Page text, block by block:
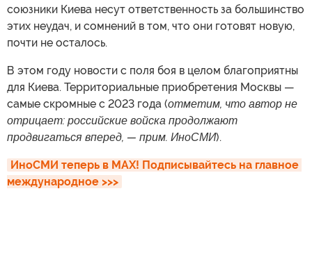
союзники Киева несут ответственность за большинство
этих неудач, и сомнений в том, что они готовят новую,
почти не осталось.
В этом году новости с поля боя в целом благоприятны
для Киева. Территориальные приобретения Москвы —
самые скромные с 2023 года (отметим, что автор не
отрицает: российские войска продолжают
продвигаться вперед, — прим. ИноСМИ).
ИноСМИ теперь в MAX! Подписывайтесь на главное
международное >>>